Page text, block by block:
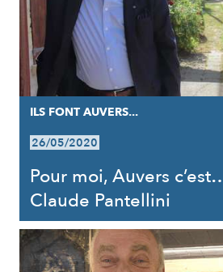
ILS FONT AUVERS...
26/05/2020
Pour moi, Auvers
Claude Pantellini